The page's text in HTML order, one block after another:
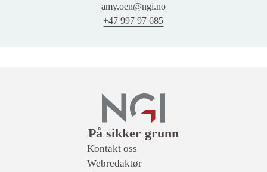
amy.oen@ngi.no
+47 997 97 685
På sikker grunn
Lenker
Kontakt oss
Webredaktør